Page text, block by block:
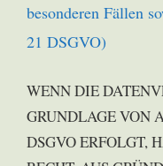
besonderen Fällen
21 DSGVO)
WENN DIE
GRUNDLAGE VON
DSGVO ERFOLGT,